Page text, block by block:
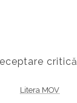
critică
Litera MOV